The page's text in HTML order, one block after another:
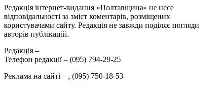
Редакція інтернет-видання «Полтавщина» не несе
відповідальності за зміст коментарів, розміщених
користувачами сайту. Редакція не завжди поділяє погляди
авторів публікацій.
Редакція –
Телефон редакції – (095) 794-29-25
Реклама на сайті – , (095) 750-18-53